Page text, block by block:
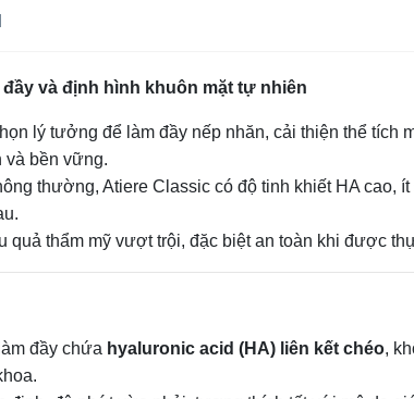
đầy và định hình khuôn mặt tự nhiên
lý tưởng để làm đầy nếp nhăn, cải thiện thể tích
và bền vững.
thường, Atiere Classic có độ tinh khiết HA cao,
quả thẩm mỹ vượt trội, đặc biệt an toàn khi được
đầy chứa hyaluronic acid (HA) liên kết chéo,